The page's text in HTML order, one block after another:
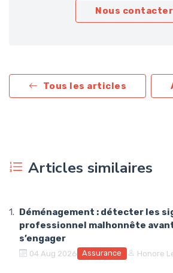
Nous contacter
Tous les articles
Articles similaires
Déménagement : détecter les
professionnel malhonnête
s’engager
04 Aug 2026 Assurance Honore